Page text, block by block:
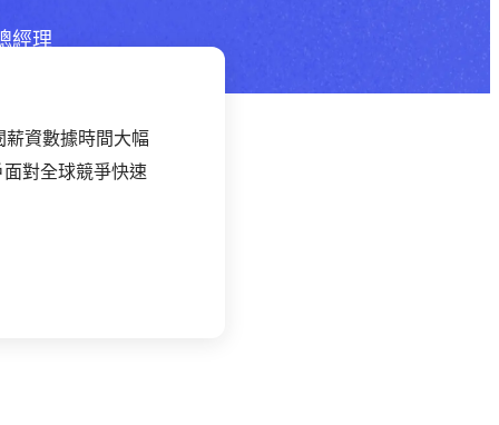
經理
薪資數據時間大幅
面對全球競爭快速